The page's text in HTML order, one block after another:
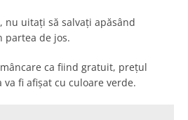
nu uitați să salvați apăsând
partea de jos.
ca fiind gratuit, prețul
va fi afișat cu culoare verde.